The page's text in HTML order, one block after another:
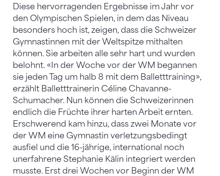
Diese hervorragenden Ergebnisse im Jahr vor
den Olympischen Spielen, in dem das Niveau
besonders hoch ist, zeigen, dass die Schweizer
Gymnastinnen mit der Weltspitze mithalten
können. Sie arbeiten alle sehr hart und wurden
belohnt. «In der Woche vor der WM begannen
sie jeden Tag um halb 8 mit dem Balletttraining»,
erzählt Balletttrainerin Céline Chavanne-
Schumacher. Nun können die Schweizerinnen
endlich die Früchte ihrer harten Arbeit ernten.
Erschwerend kam hinzu, dass zwei Monate vor
der WM eine Gymnastin verletzungsbedingt
ausfiel und die 16-jährige, international noch
unerfahrene Stephanie Kälin integriert werden
musste. Erst drei Wochen vor Beginn der WM